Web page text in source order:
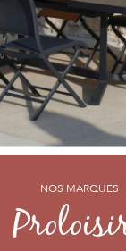
NOS MARQUES
NOS MARQUES
Océoby
NOS MARQUES
Alizéby